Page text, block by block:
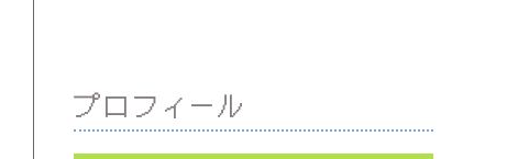
プロフィール